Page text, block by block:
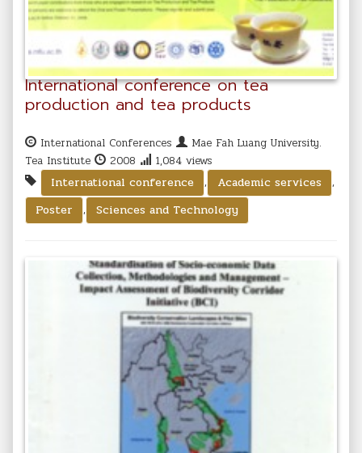
International conference on tea
production and tea products
International Conferences
Mae Fah Luang University.
Tea Institute
2008
1,084 views
International conference
, Academic services
,
Poster
, Sciences and Technology